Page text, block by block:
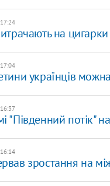
на
українців
"Південний потік"
зростання на